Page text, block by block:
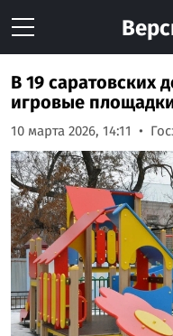
В 19 саратовских
игровые
10 марта 2026, 14:11